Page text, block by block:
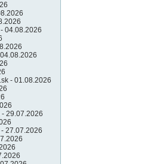
04.08.2026
- 01.08.2026
29.07.2026
27.07.2026